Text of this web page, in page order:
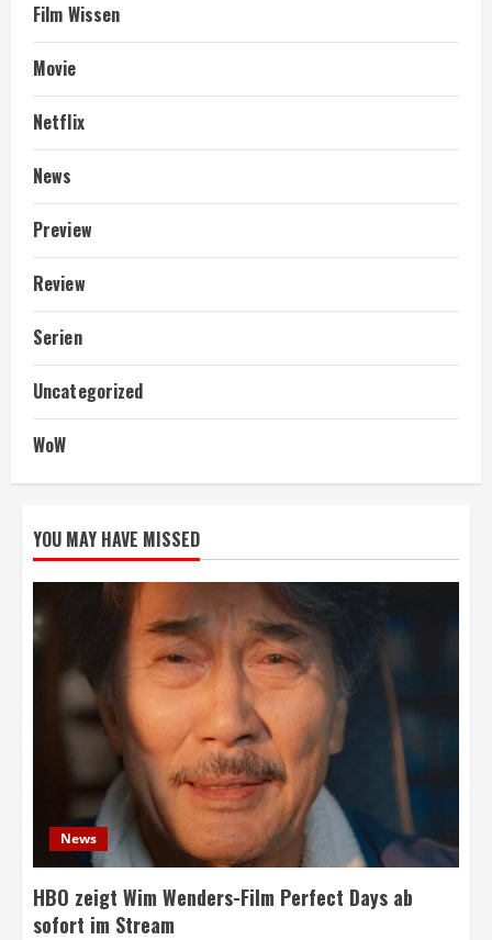
Film Wissen
Movie
Netflix
News
Preview
Review
Serien
Uncategorized
WoW
YOU MAY HAVE MISSED
News
HBO zeigt Wim Wenders-Film Perfect Days ab
sofort im Stream